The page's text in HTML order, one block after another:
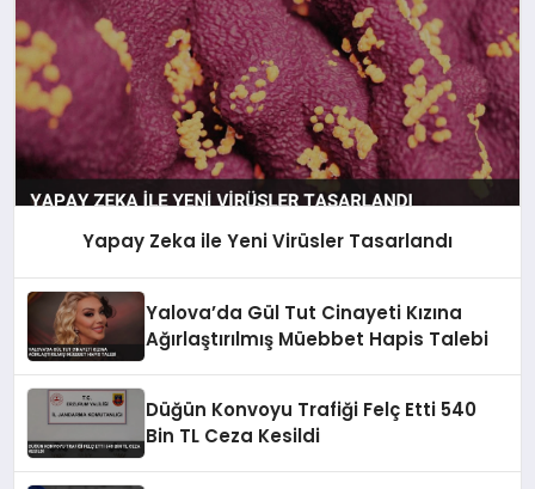
Yapay Zeka ile Yeni Virüsler Tasarlandı
Yalova’da Gül Tut Cinayeti Kızına
Ağırlaştırılmış Müebbet Hapis Talebi
Düğün Konvoyu Trafiği Felç Etti 540
Bin TL Ceza Kesildi